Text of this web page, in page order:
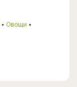
Овощи